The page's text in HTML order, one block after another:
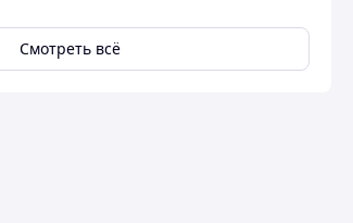
Смотреть всё